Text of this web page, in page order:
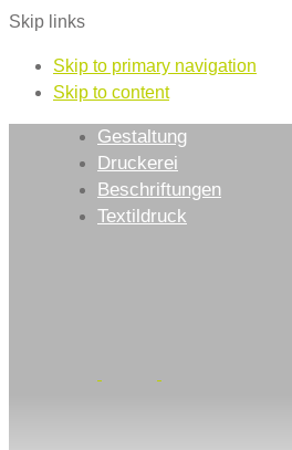
Skip links
Skip to primary navigation
Skip to content
Gestaltung
Druckerei
Beschriftungen
Textildruck